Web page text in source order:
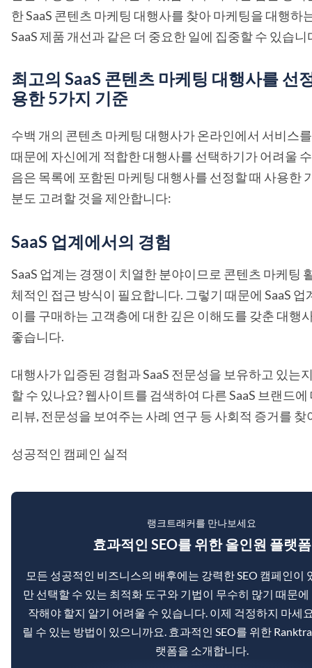
한 SaaS 콘텐츠 마케팅 대행사를 찾아 마케팅을 대행하
SaaS 제품 개선과 같은 더 중요한 일에 집중할 수 있습니
최고의 SaaS 콘텐츠 마케팅 대행사를 선
용한 5가지 기준
수백 개의 콘텐츠 마케팅 대행사가 온라인에서 서비스
때문에 자신에게 적합한 대행사를 선택하기가 어려울
음은 목록에 포함된 마케팅 대행사를 선정할 때 사용한
분도 고려할 것을 제안합니다:
SaaS 업계에서의 경험
SaaS 업계는 경쟁이 치열한 분야이므로 콘텐츠 마케팅
체적인 접근 방식이 필요합니다. 그렇기 때문에 SaaS 업
이를 구매하는 고객층에 대한 깊은 이해도를 갖춘 대행
좋습니다.
대행사가 입증된 경험과 SaaS 전문성을 보유하고 있는
할 수 있나요? 웹사이트를 검색하여 다른 SaaS 브랜드
리뷰, 전문성을 보여주는 사례 연구 등 사회적 증거를 찾
성공적인 캠페인 실적
랭크트래커를 만나보세요
효과적인 SEO를 위한 올인원 플랫폼
모든 성공적인 비즈니스의 배후에는 강력한 SEO 캠페인이
만 선택할 수 있는 최적화 도구와 기법이 무수히 많기 때문
작해야 할지 알기 어려울 수 있습니다. 이제 걱정하지 마세
릴 수 있는 방법이 있으니까요. 효과적인 SEO를 위한
랫폼을 소개합니다.